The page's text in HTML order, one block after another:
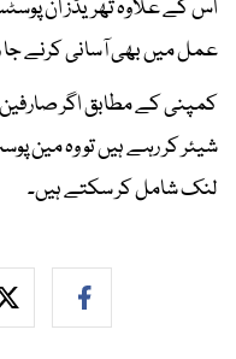
اس کے علاوہ تھریڈز ان
عمل میں بھی آسانی کرنے جا
کمپنی کے مطابق اگر صارفین
شیئر کر رہے ہیں تو وہ مین
لنک شامل کر سکتے ہیں۔